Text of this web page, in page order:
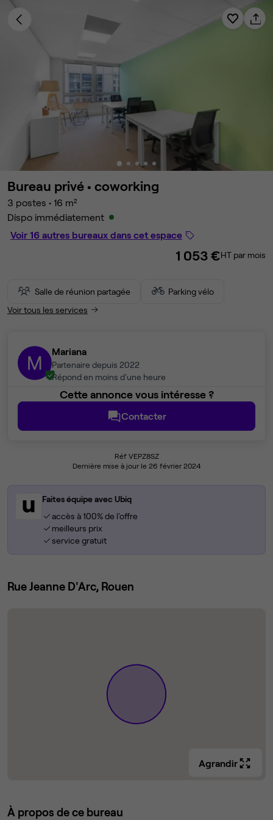
Bureau privé • coworking
3 postes • 16 m²
Dispo immédiatement
Voir 16 autres bureaux dans cet espace
1 053 €HT par mois
Salle de réunion partagée
Parking vélo
Voir tous les services
M Mariana
Partenaire depuis 2022
Répond en moins d'une heure
Cette annonce vous intéresse ?
Contacter
Réf VEPZ8SZ
Dernière mise à jour le 26 février 2024
Faites équipe avec Ubiq
accès à 100% de l'offre
meilleurs prix
service gratuit
Rue Jeanne D'Arc, Rouen
Agrandir
À propos de ce bureau